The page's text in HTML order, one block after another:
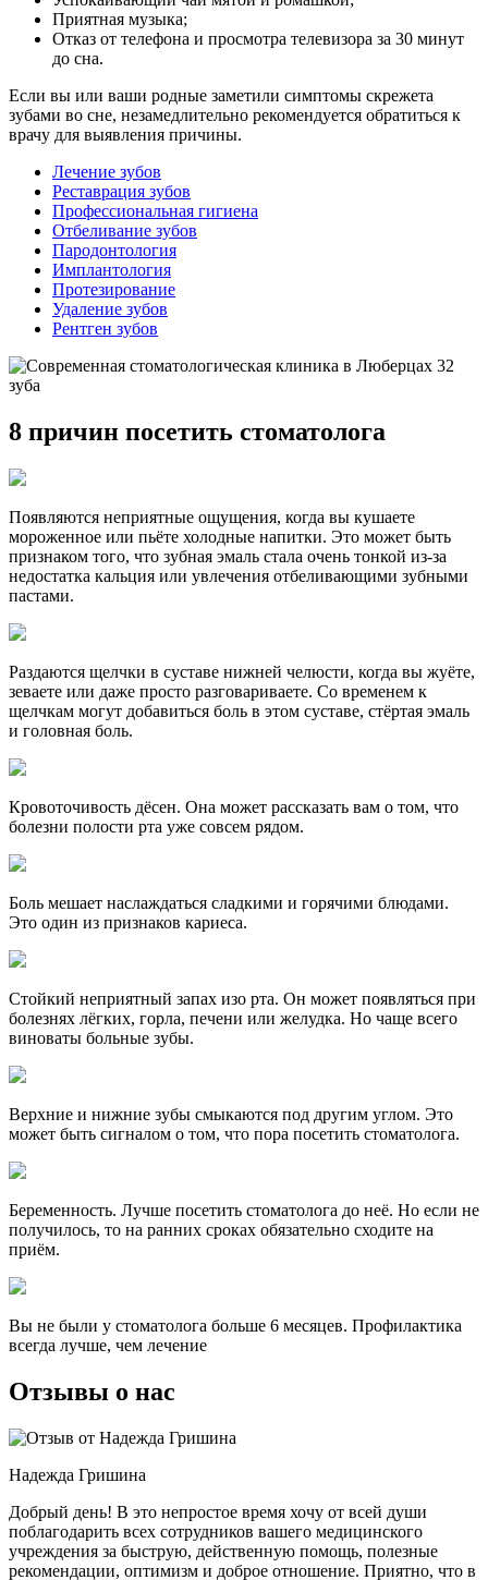
Приятная музыка;
Отказ от телефона и просмотра телевизора за 30 минут
до сна.
Если вы или ваши родные заметили симптомы скрежета
зубами во сне, незамедлительно рекомендуется обратиться к
врачу для выявления причины.
Лечение зубов
Реставрация зубов
Профессиональная гигиена
Отбеливание зубов
Пародонтология
Имплантология
Протезирование
Удаление зубов
Рентген зубов
8 причин посетить стоматолога
Появляются неприятные ощущения, когда вы кушаете
мороженное или пьёте холодные напитки. Это может быть
признаком того, что зубная эмаль стала очень тонкой из-за
недостатка кальция или увлечения отбеливающими зубными
пастами.
Раздаются щелчки в суставе нижней челюсти, когда вы жуёте,
зеваете или даже просто разговариваете. Со временем к
щелчкам могут добавиться боль в этом суставе, стёртая эмаль
и головная боль.
Кровоточивость дёсен. Она может рассказать вам о том, что
болезни полости рта уже совсем рядом.
Боль мешает наслаждаться сладкими и горячими блюдами.
Это один из признаков кариеса.
Стойкий неприятный запах изо рта. Он может появляться при
болезнях лёгких, горла, печени или желудка. Но чаще всего
виноваты больные зубы.
Верхние и нижние зубы смыкаются под другим углом. Это
может быть сигналом о том, что пора посетить стоматолога.
Беременность. Лучше посетить стоматолога до неё. Но если не
получилось, то на ранних сроках обязательно сходите на
приём.
Вы не были у стоматолога больше 6 месяцев. Профилактика
всегда лучше, чем лечение
Отзывы о нас
Надежда Гришина
Добрый день! В это непростое время хочу от всей души
поблагодарить всех сотрудников вашего медицинского
учреждения за быструю, действенную помощь, полезные
рекомендации, оптимизм и доброе отношение. Приятно, что в